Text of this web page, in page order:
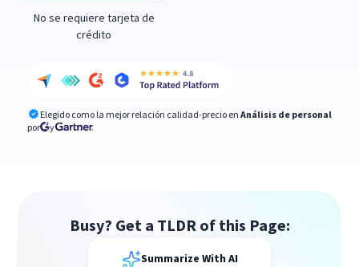
No se requiere tarjeta de
crédito
Elegido como la mejor relación calidad-precio en Análisis de personal
por
y
Busy? Get a TLDR of this Page:
Summarize With AI